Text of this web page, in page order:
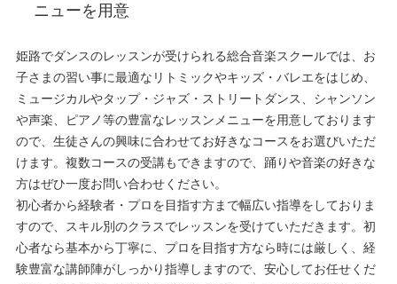
ニューを用意
姫路でダンスのレッスンが受けられる総合音楽スクールでは、お
子さまの習い事に最適なリトミックやキッズ・バレエをはじめ、
ミュージカルやタップ・ジャズ・ストリートダンス、シャンソン
や声楽、ピアノ等の豊富なレッスンメニューを用意しております
ので、生徒さんの興味に合わせてお好きなコースをお選びいただ
けます。複数コースの受講もできますので、踊りや音楽の好きな
方はぜひ一度お問い合わせください。
初心者から経験者・プロを目指す方まで幅広い指導をしておりま
すので、スキル別のクラスでレッスンを受けていただきます。初
心者なら基本から丁寧に、プロを目指す方なら時には厳しく、経
験豊富な講師陣がしっかり指導しますので、安心してお任せくだ